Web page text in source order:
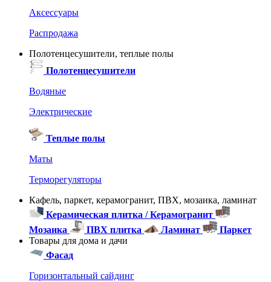
Аксессуары
Распродажа
Полотенцесушители, теплые полы
Полотенцесушители
Водяные
Электрические
Теплые полы
Маты
Терморегуляторы
Кафель, паркет, керамогранит, ПВХ, мозаика, ламинат
Керамическая плитка / Керамогранит
Мозаика
ПВХ плитка Ламинат
Паркет
Товары для дома и дачи
Фасад
Горизонтальный сайдинг